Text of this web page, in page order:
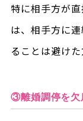
特に相手方が
は、相手方に
ることは避けた
③離婚調停を欠